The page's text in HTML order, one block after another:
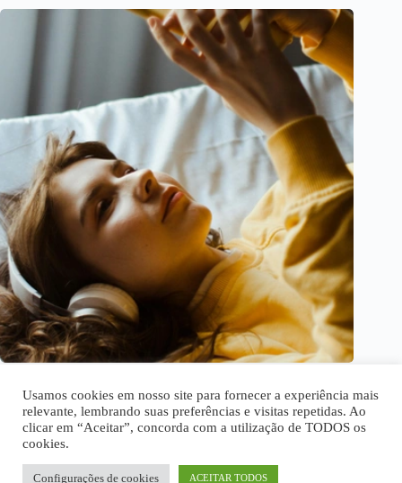
Política Privacidade
Fale Conosco
Usamos cookies em nosso site para fornecer a experiência mais
relevante, lembrando suas preferências e visitas repetidas. Ao
clicar em “Aceitar”, concorda com a utilização de TODOS os
cookies.
Configurações de cookies ACEITAR TODOS